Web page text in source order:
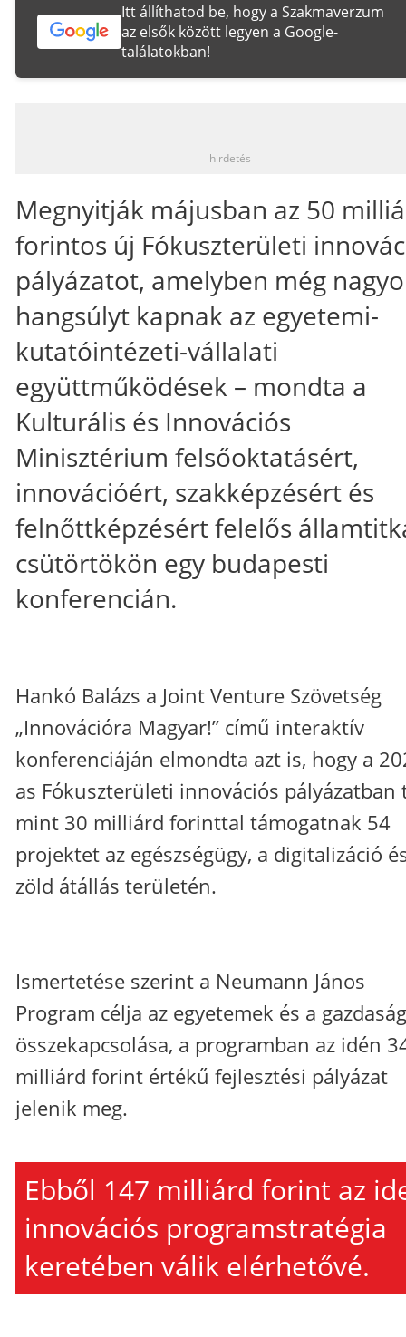
Itt állíthatod be, hogy a Szakmaverzum
az elsők között legyen a Google-
találatokban!
hirdetés
Megnyitják májusban az 50
forintos új Fókuszterületi
pályázatot, amelyben még
hangsúlyt kapnak az egyetemi-
kutatóintézeti-vállalati
együttműködések – mondta a
Kulturális és Innovációs
Minisztérium felsőoktatásért,
innovációért, szakképzésért és
felnőttképzésért felelős
csütörtökön egy budapesti
konferencián.
Hankó Balázs a Joint Venture Szövetség
„Innovációra Magyar!” című interaktív
konferenciáján elmondta azt is, hogy a
as Fókuszterületi innovációs pályázatban
mint 30 milliárd forinttal támogatnak 54
projektet az egészségügy, a digitalizáció
zöld átállás területén.
Ismertetése szerint a Neumann János
Program célja az egyetemek és a gazdaság
összekapcsolása, a programban az idén
milliárd forint értékű fejlesztési pályázat
jelenik meg.
Ebből 147 milliárd forint az
innovációs programstratégia
keretében válik elérhetővé.